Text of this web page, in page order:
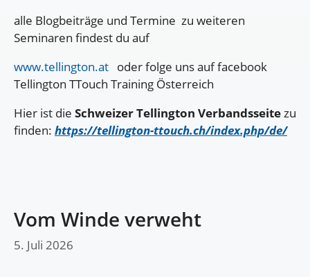
alle Blogbeiträge und Termine zu weiteren
Seminaren findest du auf
www.tellington.at oder folge uns auf facebook
Tellington TTouch Training Österreich
Hier ist die Schweizer Tellington Verbandsseite zu
finden: https://tellington-ttouch.ch/index.php/de/
Vom Winde verweht
5. Juli 2026